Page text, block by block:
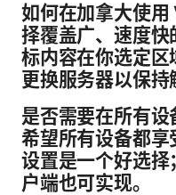
如何在加拿大使
择覆盖广、速度快
标内容在你选定区
更换服务器以保持
是否需要在所有
希望所有设备都享
设置是一个好选
户端也可实现。